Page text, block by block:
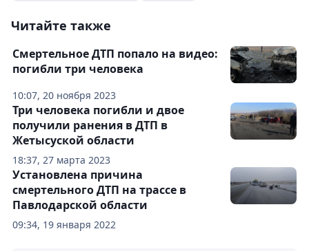
Читайте также
10:07, 20 ноября 2023
Смертельное ДТП попало на видео:
погибли три человека
18:37, 27 марта 2023
Три человека погибли и двое
получили ранения в ДТП в
Жетысуской области
09:34, 19 января 2022
Установлена причина
смертельного ДТП на трассе в
Павлодарской области